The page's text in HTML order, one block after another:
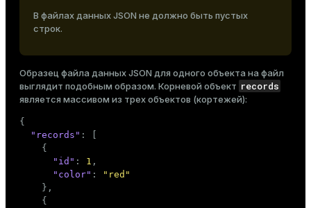
В файлах данных JSON не должно быть пустых
строк.
Образец файла данных JSON для одного объекта на файл
выглядит подобным образом. Корневой объект records
является массивом из трех объектов (кортежей):
{
"records" :
{
"id" : 1 ,
"color" :
"red"
} ,
{